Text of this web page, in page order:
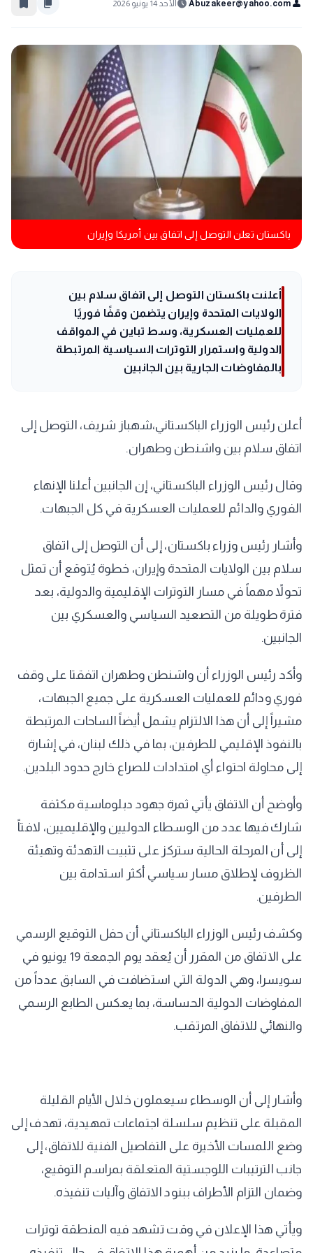
person
Abuzakeer@yahoo.com
schedule الأحد 14 يونيو 2026 content_copy
bookmark_border
باكستان تعلن التوصل إلى اتفاق بين أمريكا وإيران
أعلنت باكستان التوصل إلى اتفاق سلام بين
الولايات المتحدة وإيران يتضمن وقفًا فوريًا
للعمليات العسكرية، وسط تباين في المواقف
الدولية واستمرار التوترات السياسية المرتبطة
بالمفاوضات الجارية بين الجانبين
أعلن رئيس الوزراء الباكستاني،شهباز شريف، التوصل إلى
اتفاق سلام بين واشنطن وطهران.
وقال رئيس الوزراء الباكستاني، إن الجانبين أعلنا الإنهاء
الفوري والدائم للعمليات العسكرية في كل الجبهات.
وأشار رئيس وزراء باكستان، إلى أن التوصل إلى اتفاق
سلام بين الولايات المتحدة وإيران، خطوة يُتوقع أن تمثل
تحولاً مهماً في مسار التوترات الإقليمية والدولية، بعد
فترة طويلة من التصعيد السياسي والعسكري بين
الجانبين.
وأكد رئيس الوزراء أن واشنطن وطهران اتفقتا على وقف
فوري ودائم للعمليات العسكرية على جميع الجبهات،
مشيراً إلى أن هذا الالتزام يشمل أيضاً الساحات المرتبطة
بالنفوذ الإقليمي للطرفين، بما في ذلك لبنان، في إشارة
إلى محاولة احتواء أي امتدادات للصراع خارج حدود البلدين.
وأوضح أن الاتفاق يأتي ثمرة جهود دبلوماسية مكثفة
شارك فيها عدد من الوسطاء الدوليين والإقليميين، لافتاً
إلى أن المرحلة الحالية ستركز على تثبيت التهدئة وتهيئة
الظروف لإطلاق مسار سياسي أكثر استدامة بين
الطرفين.
وكشف رئيس الوزراء الباكستاني أن حفل التوقيع الرسمي
على الاتفاق من المقرر أن يُعقد يوم الجمعة 19 يونيو في
سويسرا، وهي الدولة التي استضافت في السابق عدداً من
المفاوضات الدولية الحساسة، بما يعكس الطابع الرسمي
والنهائي للاتفاق المرتقب.
وأشار إلى أن الوسطاء سيعملون خلال الأيام القليلة
المقبلة على تنظيم سلسلة اجتماعات تمهيدية، تهدف إلى
وضع اللمسات الأخيرة على التفاصيل الفنية للاتفاق، إلى
جانب الترتيبات اللوجستية المتعلقة بمراسم التوقيع،
وضمان التزام الأطراف ببنود الاتفاق وآليات تنفيذه.
ويأتي هذا الإعلان في وقت تشهد فيه المنطقة توترات